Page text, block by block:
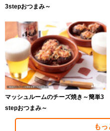
3stepおつまみ～
マッシュルームのチーズ焼き～簡単3
stepおつまみ～
もっ